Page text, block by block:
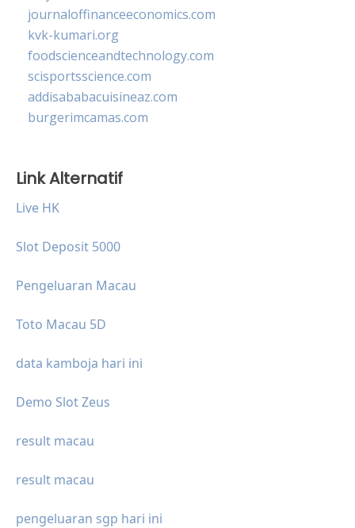
journaloffinanceeconomics.com
kvk-kumari.org
foodscienceandtechnology.com
scisportsscience.com
addisababacuisineaz.com
burgerimcamas.com
Link Alternatif
Live HK
Slot Deposit 5000
Pengeluaran Macau
Toto Macau 5D
data kamboja hari ini
Demo Slot Zeus
result macau
result macau
pengeluaran sgp hari ini